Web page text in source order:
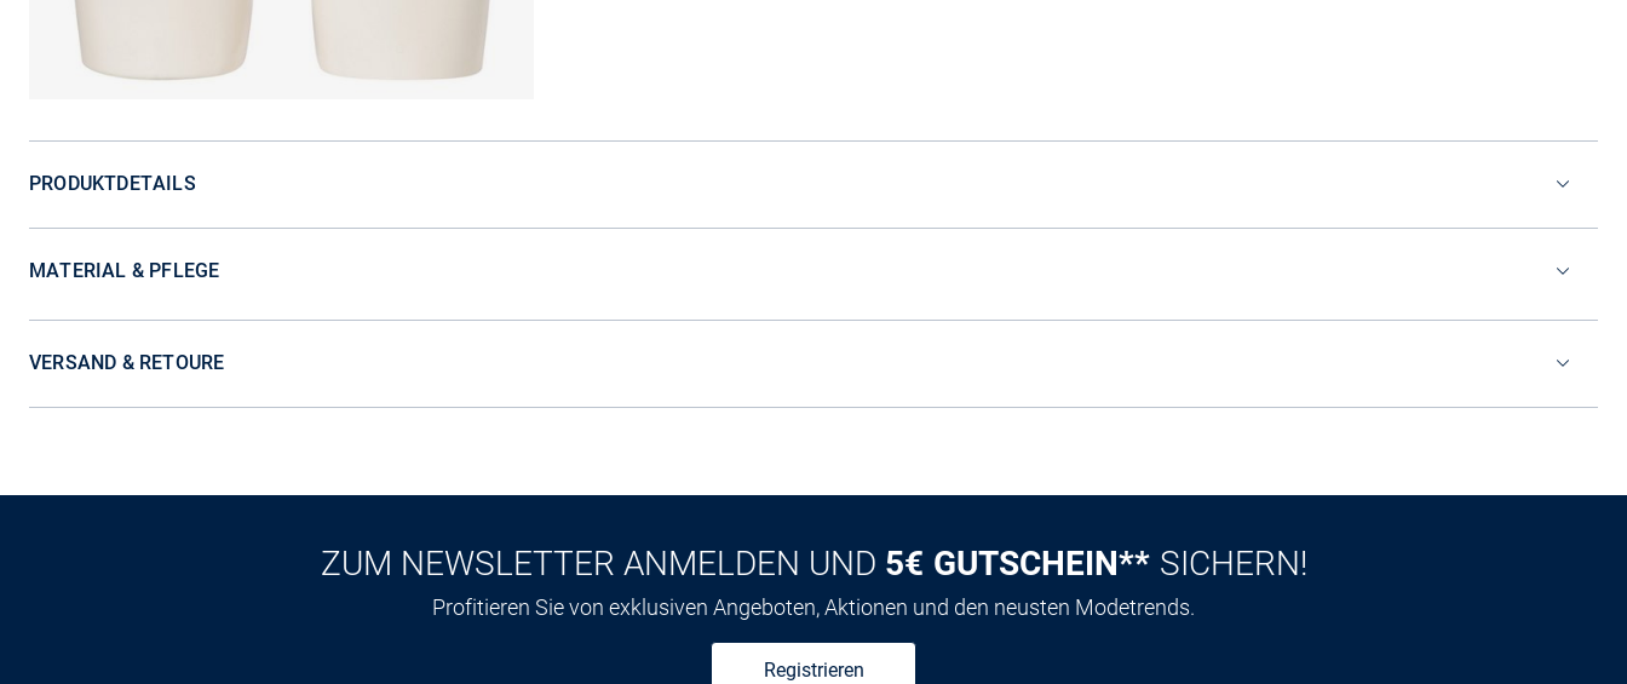
PRODUKTDETAILS
MATERIAL & PFLEGE
VERSAND & RETOURE
ZUM NEWSLETTER ANMELDEN UND 5€ GUTSCHEIN** SICHERN!
Profitieren Sie von exklusiven Angeboten, Aktionen und den neusten Modetrends.
Registrieren